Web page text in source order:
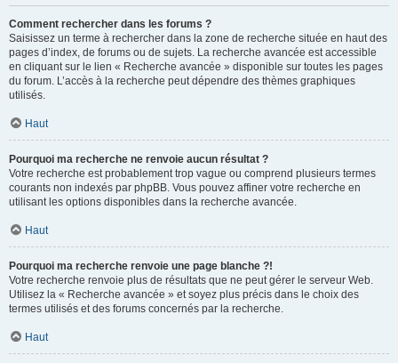
Comment rechercher dans les forums ?
Saisissez un terme à rechercher dans la zone de recherche située en haut des
pages d’index, de forums ou de sujets. La recherche avancée est accessible
en cliquant sur le lien « Recherche avancée » disponible sur toutes les pages
du forum. L’accès à la recherche peut dépendre des thèmes graphiques
utilisés.
Haut
Pourquoi ma recherche ne renvoie aucun résultat ?
Votre recherche est probablement trop vague ou comprend plusieurs termes
courants non indexés par phpBB. Vous pouvez affiner votre recherche en
utilisant les options disponibles dans la recherche avancée.
Haut
Pourquoi ma recherche renvoie une page blanche ?!
Votre recherche renvoie plus de résultats que ne peut gérer le serveur Web.
Utilisez la « Recherche avancée » et soyez plus précis dans le choix des
termes utilisés et des forums concernés par la recherche.
Haut